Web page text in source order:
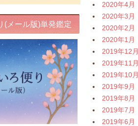
2020年4月
2020年3月
2020年2月
2020年1月
2019年12月
2019年11月
2019年10月
2019年9月
2019年8月
2019年7月
2019年6月
(メール版)単発鑑定